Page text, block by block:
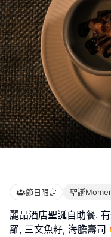
節日限定 聖誕
麗晶酒店聖誕自助餐.
羅, 三文魚籽, 海膽壽司